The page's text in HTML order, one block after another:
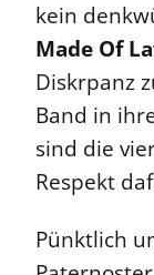
kein
Made Of
Diskrpanz
Band in
sind die
Respekt
Pünktlich